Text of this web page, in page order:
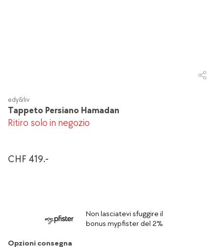
Tappeto Persiano Hamadan
edy&liv
Ritiro solo in negozio
CHF 419.-
Non lasciatevi sfuggire il
bonus mypfister del 2%
Opzioni consegna